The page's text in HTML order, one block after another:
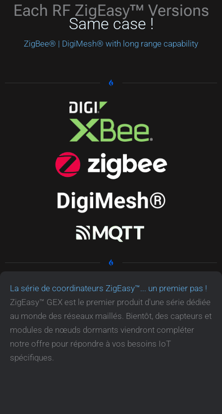
Each RF ZigEasy™ Versions
Same case !
ZigBee® | DigiMesh® with long range capability
La série de coordinateurs ZigEasy™... un premier pas !
ZigEasy™ GEX est le premier produit d'une série dédiée
au monde des réseaux maillés. Bientôt, des capteurs et
modules de nœuds dormants viendront compléter
notre offre pour répondre à vos besoins IoT
spécifiques.